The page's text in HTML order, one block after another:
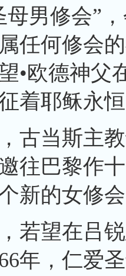
母男修会”
任何修会
•欧德神父
着耶稣永
古当斯主
往巴黎作
新的女修
若望在吕
年，仁爱